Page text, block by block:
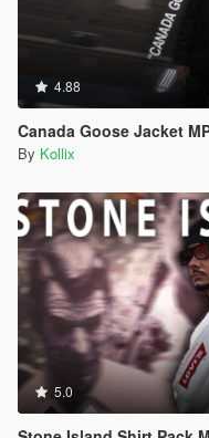
4.88
Canada Goose Jacket
By Kollix
5.0